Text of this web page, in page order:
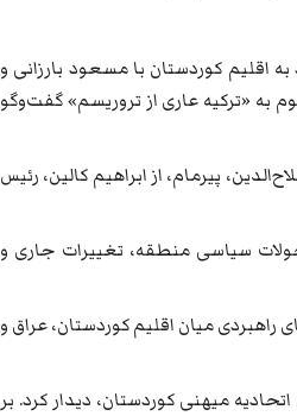
اقلیم کوردستان با مسعود بارزانی و
به «ترکیه عاری از تروریسم» گفت‌وگو
چهارشنبه ۱ ژوئیه ۲۰۲۶، برابر با ۱۰ تیر ۱۴۰۵، در صلاح‌الدین، پیرمام، از ابراهیم کالین، رئیس
سیاسی منطقه، تغییرات جاری و
میان اقلیم کوردستان، عراق و
میهنی کوردستان، دیدار کرد. بر